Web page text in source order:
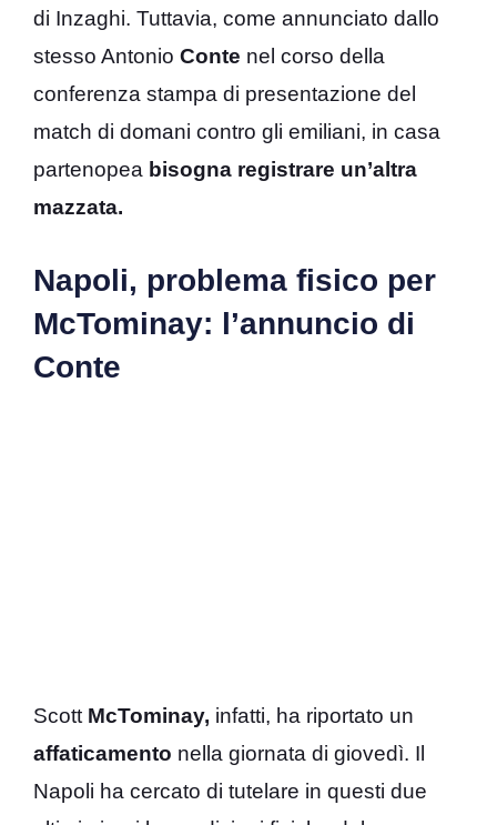
di Inzaghi. Tuttavia, come annunciato dallo
stesso Antonio Conte nel corso della
conferenza stampa di presentazione del
match di domani contro gli emiliani, in casa
partenopea bisogna registrare un’altra
mazzata.
Napoli, problema fisico per
McTominay: l’annuncio di
Conte
Scott McTominay, infatti, ha riportato un
affaticamento nella giornata di giovedì. Il
Napoli ha cercato di tutelare in questi due